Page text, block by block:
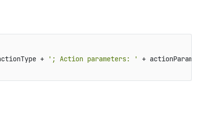
+ '; Action parameters: '
+ actionParams)